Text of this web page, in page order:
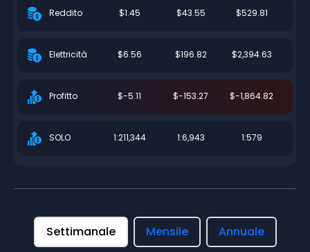
Reddito $1.45 $43.55 $529.81
Elettricità $6.56 $196.82 $2,394.63
Profitto $-5.11 $-153.27 $-1,864.82
SOLO 1:211,344 1:6,943 1:579
Settimanale Mensile Annuale